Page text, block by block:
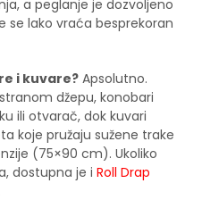
a peglanje je dozvoljeno
se lako vraća besprekoran
i kuvare? Apsolutno.
džepu, konobari
ili otvarač, dok kuvari
koje pružaju sužene trake
(75×90 cm). Ukoliko
dostupna je i Roll Drap